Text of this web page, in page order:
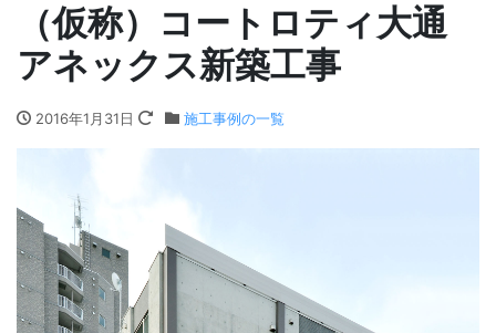
（仮称）コートロティ大通
アネックス新築工事
2016年1月31日 施工事例の一覧